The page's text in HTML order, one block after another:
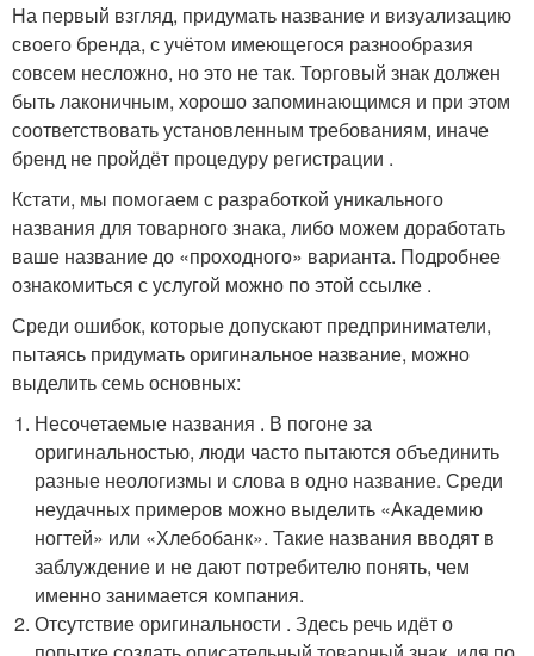
На первый взгляд, придумать название и визуализацию
своего бренда, с учётом имеющегося разнообразия
совсем несложно, но это не так. Торговый знак должен
быть лаконичным, хорошо запоминающимся и при этом
соответствовать установленным требованиям, иначе
бренд не пройдёт процедуру регистрации .
Кстати, мы помогаем с разработкой уникального
названия для товарного знака, либо можем доработать
ваше название до «проходного» варианта. Подробнее
ознакомиться с услугой можно по этой ссылке .
Среди ошибок, которые допускают предприниматели,
пытаясь придумать оригинальное название, можно
выделить семь основных:
Несочетаемые названия . В погоне за
оригинальностью, люди часто пытаются объединить
разные неологизмы и слова в одно название. Среди
неудачных примеров можно выделить «Академию
ногтей» или «Хлебобанк». Такие названия вводят в
заблуждение и не дают потребителю понять, чем
именно занимается компания.
Отсутствие оригинальности . Здесь речь идёт о